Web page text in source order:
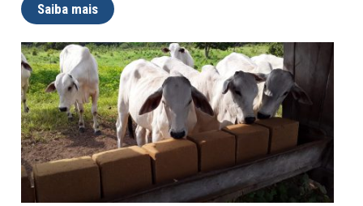
Saiba mais